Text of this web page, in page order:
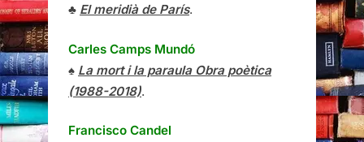
♣ El meridià de París.
Carles Camps Mundó
♠ La mort i la paraula Obra poètica
(1988-2018).
Francisco Candel